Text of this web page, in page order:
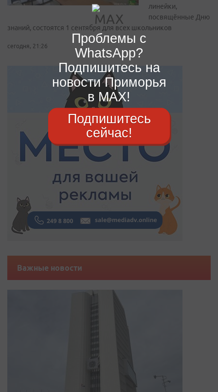
линейки,
посвящённые Дню
знаний, состоятся 1 сентября для всех школьников
сегодня, 21:26
Важные новости
Проблемы с
WhatsApp?
Подпишитесь на
новости Приморья
в MAX!
Подпишитесь
сейчас!